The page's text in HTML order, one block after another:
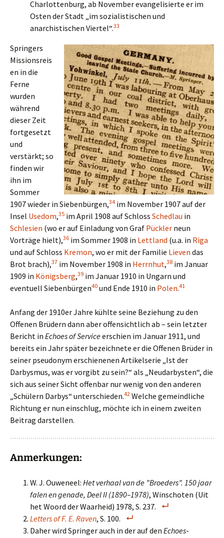
Charlottenburg, ab November evangelisierte er im
Osten der Stadt „im sozialistischen und
anarchistischen Viertel“.33
Springers
Missionsreis
en in die
Ferne
wurden
während
dieser Zeit
fortgesetzt
und
verstärkt; so
finden wir
ihn im
Sommer
1907 wieder in Siebenbürgen,34 im November 1907 auf der
Insel Usedom,35 im April 1908 auf Schloss Schedlau in
Schlesien (wo er auf Einladung von Graf Pückler neun
Vorträge hielt),36 im Sommer 1908 in Lettland (u.a. in Riga
und auf Schloss Kremon, wo er mit der Familie Lieven das
Brot brach),37 im November 1908 in Herrnhut,38 im Januar
1909 in Königsberg,39 im Januar 1910 in Ungarn und
eventuell Siebenbürgen40 und Ende 1910 in Polen.41
Anfang der 1910er Jahre kühlte seine Beziehung zu den
Offenen Brüdern dann aber offensichtlich ab – sein letzter
Bericht in Echoes of Serviceerschien im Januar 1911, und
bereits ein Jahr später bezeichnete er die Offenen Brüder in
seiner pseudonym erschienenen Artikelserie „Ist der
Darbysmus, was er vorgibt zu sein?“ als „Neudarbysten“, die
sich aus seiner Sicht offenbar nur wenig von den anderen
„Schülern Darbys“ unterschieden.42 Welche gemeindliche
Richtung er nun einschlug, möchte ich in einem zweiten
Beitrag darstellen.
Anmerkungen:
W. J. Ouweneel: Het verhaal van de ”Broeders”. 150 jaar
falen en genade, Deel II (1890–1978), Winschoten (Uit
het Woord der Waarheid) 1978, S. 237.
Letters of F. E. Raven, S. 100.
Daher wird Springer auch in der auf den Echoes-